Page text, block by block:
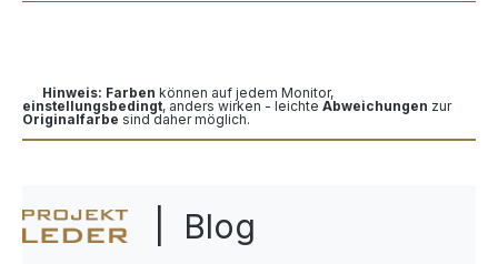
Hinweis: Farben können auf jedem Monitor,
einstellungsbedingt, anders wirken - leichte Abweichungen zur
Originalfarbe sind daher möglich.
| Blog